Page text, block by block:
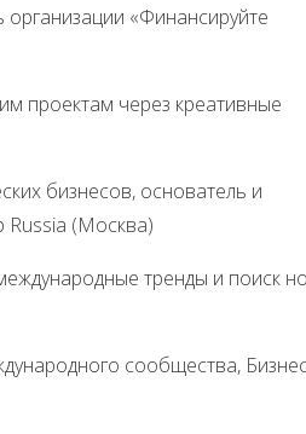
«Финансируйте
проектам через креативные
бизнесов, основатель и
Russia (Москва)
тренды и поиск
сообщества,